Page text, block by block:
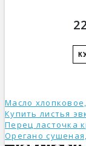
Масло
Купить листья
Перец ласточка
Орегано